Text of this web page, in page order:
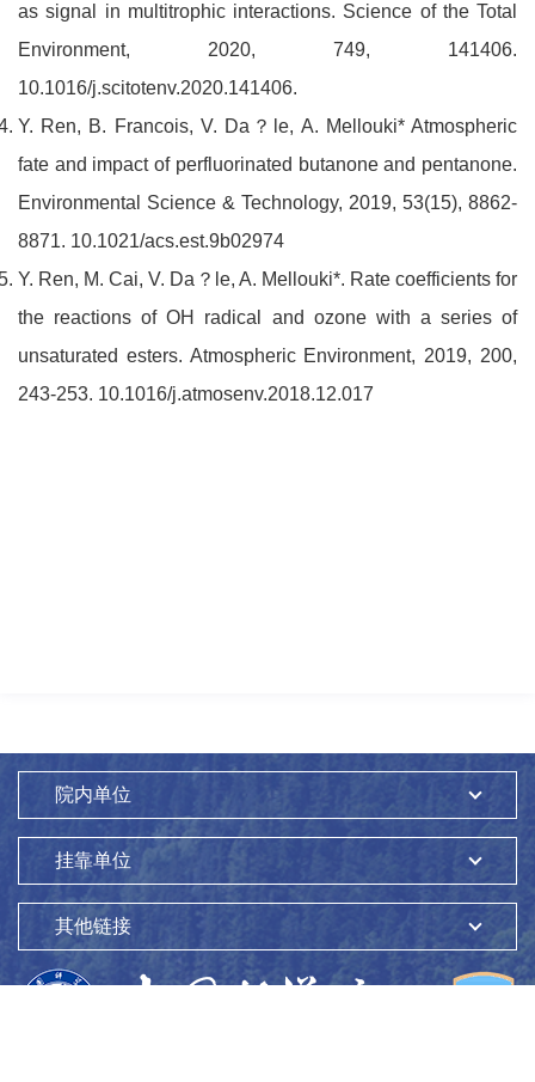
as signal in multitrophic interactions. Science of the Total
Environment, 2020, 749, 141406.
10.1016/j.scitotenv.2020.141406.
Y. Ren, B. Francois, V. Da？le, A. Mellouki* Atmospheric
fate and impact of perfluorinated butanone and pentanone.
Environmental Science & Technology, 2019, 53(15), 8862-
8871. 10.1021/acs.est.9b02974
Y. Ren, M. Cai, V. Da？le, A. Mellouki*. Rate coefficients for
the reactions of OH radical and ozone with a series of
unsaturated esters. Atmospheric Environment, 2019, 200,
243-253. 10.1016/j.atmosenv.2018.12.017
院内单位
挂靠单位
其他链接